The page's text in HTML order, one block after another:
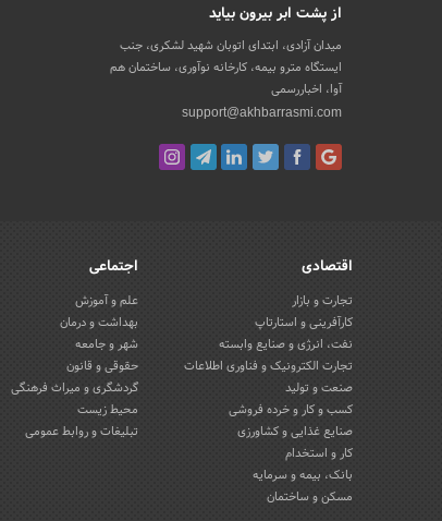
از پشت ابر بیرون بیاید
میدان آزادی، ابتدای اتوبان شهید لشکری، جنب
ایستگاه مترو بیمه، کارخانه نوآوری، ساختمان هم
آوا، اخباررسمی
support@akhbarrasmi.com
اقتصادی
تجارت و بازار
کارآفرینی و استارتاپ
نفت، انرژی و صنایع وابسته
تجارت الکترونیک و فناوری اطلاعات
صنعت و تولید
کسب و کار و خرده فروشی
صنایع غذایی و کشاورزی
کار و استخدام
بانک، بیمه و سرمایه
مسکن و ساختمان
اجتماعی
علم و آموزش
بهداشت و درمان
شهر و جامعه
حقوقی و قانون
گردشگری و میراث فرهنگی
محیط زیست
تبلیغات و روابط عمومی